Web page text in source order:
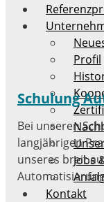
Profil
Jobs
Kontakt
Schulung
Bei unseren
langjährigen
unseres breit